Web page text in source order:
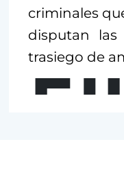
criminales
disputan
trasiego de